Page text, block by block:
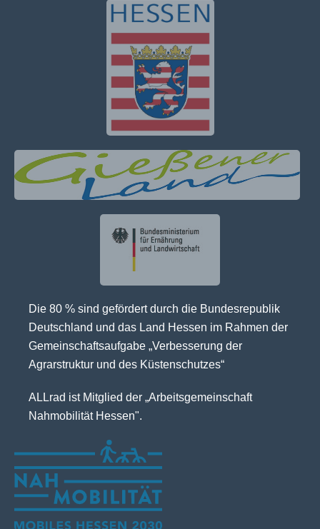
Die 80 % sind gefördert durch die Bundesrepublik
Deutschland und das Land Hessen im Rahmen der
Gemeinschaftsaufgabe „Verbesserung der
Agrarstruktur und des Küstenschutzes“
ALLrad ist Mitglied der „Arbeitsgemeinschaft
Nahmobilität Hessen".